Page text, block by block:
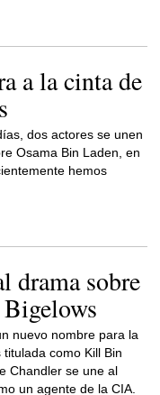
a la cinta de
dos actores se unen
Osama Bin Laden, en
hemos
drama sobre
nuevo nombre para la
titulada como Kill Bin
Chandler se une al
un agente de la CIA.